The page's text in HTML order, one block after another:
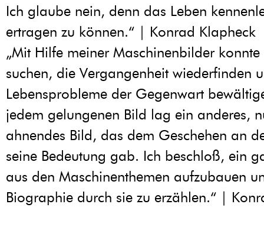
Ich glaube nein, denn das Leben
ertragen zu können.“ | Konrad Klapheck
„Mit Hilfe meiner Maschinenbilder
suchen, die Vergangenheit wiederfinden
Lebensprobleme der Gegenwart
jedem gelungenen Bild lag ein anderes,
ahnendes Bild, das dem Geschehen an
seine Bedeutung gab. Ich beschloß, ein
aus den Maschinenthemen aufzubauen
Biographie durch sie zu erzählen.“ |